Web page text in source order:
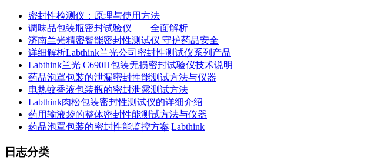
密封性检测仪：原理与使用方法
调味品包装瓶密封试验仪——全面解析
济南兰光精密智能密封性测试仪 守护药品安全
详细解析Labthink兰光公司密封性测试仪系列产品
Labthink兰光 C690H包装无损密封试验仪技术说明
药品泡罩包装的泄漏密封性能测试方法与仪器
电热蚊香液包装瓶的密封泄露测试方法
Labthink肉松包装密封性测试仪的详细介绍
药用输液袋的整体密封性能测试方法与仪器
药品泡罩包装的密封性能监控方案|Labthink
日志分类